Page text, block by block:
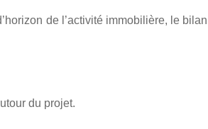
de l’activité immobilière, le bilan
du projet.